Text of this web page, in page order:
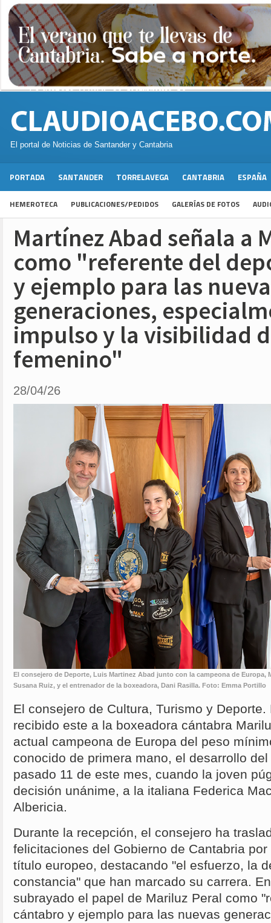
El portal de Noticias de Santander y Cantabria
PORTADA SANTANDER TORRELAVEGA CANTABRIA ESPAÑA
HEMEROTECA PUBLICACIONES/PEDIDOS GALERÍAS DE FOTOS
Martínez Abad señala a
como "referente del
y ejemplo para las
generaciones,
impulso y la visibilidad
femenino"
28/04/26
El consejero de Deporte, Luis Martinez Abad junto con la campeona de Europa,
Susana Ruiz, y el entrenador de la boxeadora, Dani Rasilla. Foto: Emma Portillo
El consejero de Cultura, Turismo y
recibido este a la boxeadora cántabra
actual campeona de Europa del peso
conocido de primera mano, el desarrollo
pasado 11 de este mes, cuando la joven
decisión unánime, a la italiana Federica
Albericia.
Durante la recepción, el consejero ha
felicitaciones del Gobierno de Cantabria
título europeo, destacando "el esfuerzo, la
constancia" que han marcado su carrera.
subrayado el papel de Mariluz Peral como
cántabro y ejemplo para las nuevas